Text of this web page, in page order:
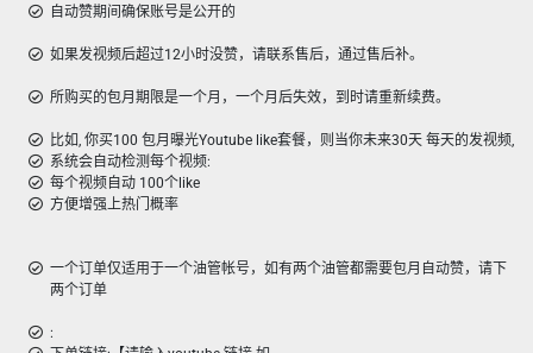
自动赞期间确保账号是公开的
如果发视频后超过12小时没赞，请联系售后，通过售后补。
所购买的包月期限是一个月，一个月后失效，到时请重新续费。
比如, 你买100 包月曝光Youtube like套餐，则当你未来30天 每天的发视频,
系统会自动检测每个视频:
每个视频自动 100个like
方便增强上热门概率
一个订单仅适用于一个油管帐号，如有两个油管都需要包月自动赞，请下
两个订单
: